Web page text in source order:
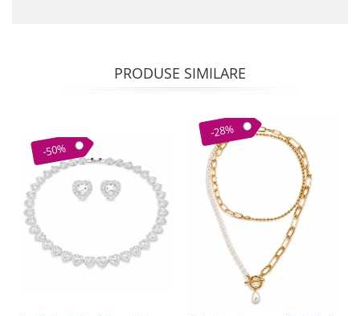
PRODUSE SIMILARE
-50%
-28%